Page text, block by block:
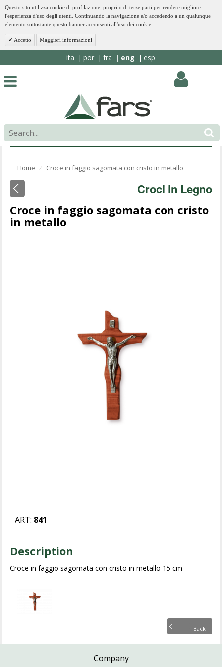
Questo sito utilizza cookie di profilazione, propri o di terze parti per rendere migliore
l'esperienza d'uso degli utenti. Continuando la navigazione e/o accedendo a un qualunque
elemento sottostante questo banner acconsenti all'uso dei cookie
Accetto Maggiori informazioni
ita por fra eng esp
Home ⁄ Croce in faggio sagomata con cristo in metallo
Croci in Legno
Croce in faggio sagomata con cristo
in metallo
ART: 841
Description
Croce in faggio sagomata con cristo in metallo 15 cm
Back
Company